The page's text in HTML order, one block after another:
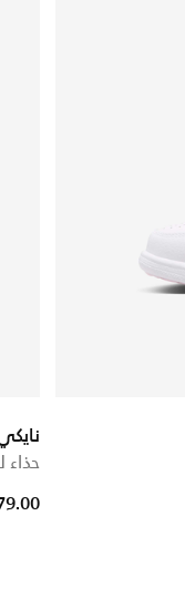
حذاء
279.00